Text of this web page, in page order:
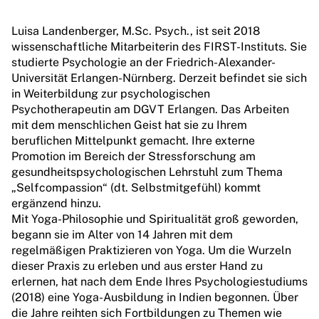
Über unsere Praxis
Praxisteam
Prof. Norbert Lotz, Ph. D.
Mathias Eifler
Wolf-Ulrich Scholz
Hanna Hentschel-Klumpp
Dr. Azra Peterschik
Daniela Tamme-Kodjovi
Charlotte Fern
Publikationen
Luisa Landenberger, M.Sc. Psych., ist seit 2018
wissenschaftliche Mitarbeiterin des FIRST-Instituts. Sie
studierte Psychologie an der Friedrich-Alexander-
Universität Erlangen-Nürnberg. Derzeit befindet sie sich
in Weiterbildung zur psychologischen
Psychotherapeutin am DGVT Erlangen. Das Arbeiten
mit dem menschlichen Geist hat sie zu Ihrem
beruflichen Mittelpunkt gemacht. Ihre externe
Promotion im Bereich der Stressforschung am
gesundheitspsychologischen Lehrstuhl zum Thema
„Selfcompassion“ (dt. Selbstmitgefühl) kommt
ergänzend hinzu.
Mit Yoga-Philosophie und Spiritualität groß geworden,
begann sie im Alter von 14 Jahren mit dem
regelmäßigen Praktizieren von Yoga. Um die Wurzeln
dieser Praxis zu erleben und aus erster Hand zu
erlernen, hat nach dem Ende Ihres Psychologiestudiums
(2018) eine Yoga-Ausbildung in Indien begonnen. Über
die Jahre reihten sich Fortbildungen zu Themen wie